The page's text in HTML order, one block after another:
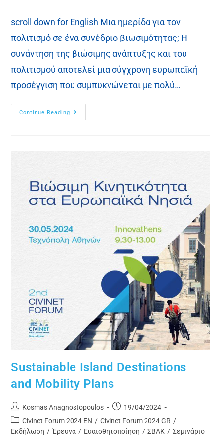
scroll down for English Μια ημερίδα για τον
πολιτισμό σε ένα συνέδριο βιωσιμότητας; Η
συνάντηση της βιώσιμης ανάπτυξης και του
πολιτισμού αποτελεί μια σύγχρονη ευρωπαϊκή
προσέγγιση που συμπυκνώνεται με πολύ…
Continue Reading
Sustainable Island Destinations
and Mobility Plans
Kosmas Anagnostopoulos
19/04/2024
Civinet Forum 2024 EN / Civinet Forum 2024 GR /
Εκδήλωση / Έρευνα / Ευαισθητοποίηση / ΣΒΑΚ / Σεμινάριο